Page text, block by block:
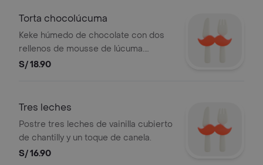
Torta chocolúcuma
Keke húmedo de chocolate con dos
rellenos de mousse de lúcuma.
cubierto con crumble de chocolate y
S/ 18.90
Tres leches
Postre tres leches de vainilla cubierto
de chantilly y un toque de canela.
S/ 16.90